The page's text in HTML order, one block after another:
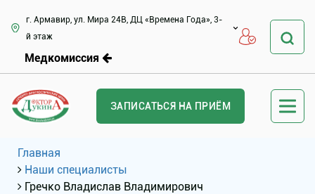
г. Армавир, ул. Мира 24В, ДЦ «Времена Года», 3-
й этаж
Медкомиссия
ЗАПИСАТЬСЯ НА ПРИЁМ
Главная
Наши специалисты
Гречко Владислав Владимирович